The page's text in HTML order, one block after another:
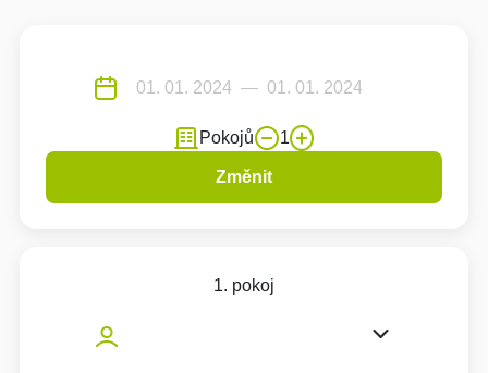
Pokojů 1
Změnit
1. pokoj